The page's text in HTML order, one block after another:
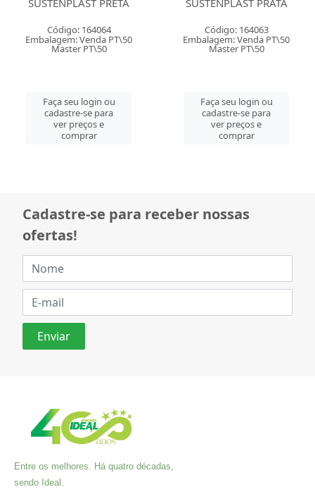
SUSTENPLAST PRETA
Código: 164064
Embalagem: Venda PT\50
Master PT\50
Faça seu login ou
cadastre-se para
ver preços e
comprar
SUSTENPLAST PRATA
Código: 164063
Embalagem: Venda PT\50
Master PT\50
Faça seu login ou
cadastre-se para
ver preços e
comprar
Cadastre-se para receber nossas
ofertas!
Entre os melhores. Há quatro décadas,
sendo Ideal.